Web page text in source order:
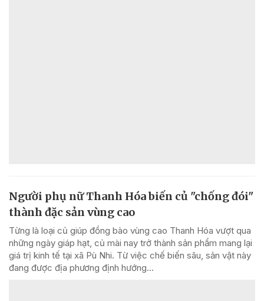
Người phụ nữ Thanh Hóa biến củ "chống đói"
thành đặc sản vùng cao
Từng là loại củ giúp đồng bào vùng cao Thanh Hóa vượt qua
những ngày giáp hạt, củ mài nay trở thành sản phẩm mang lại
giá trị kinh tế tại xã Pù Nhi. Từ việc chế biến sâu, sản vật này
đang được địa phương định hướng...